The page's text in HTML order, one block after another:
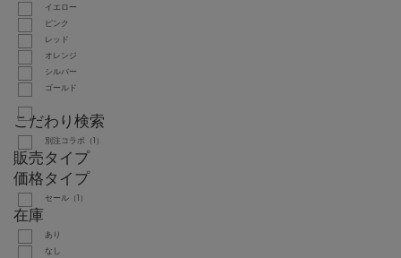
イエロー
ピンク
レッド
オレンジ
シルバー
ゴールド
こだわり検索
別注コラボ（1）
販売タイプ
価格タイプ
セール（1）
在庫
あり
なし